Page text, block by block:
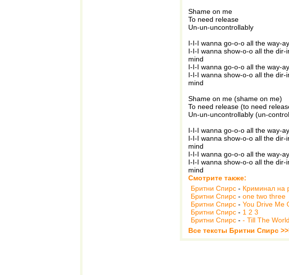
Shame on me
To need release
Un-un-uncontrollably
I-I-I wanna go-o-o all the way-
I-I-I wanna show-o-o all the
mind
I-I-I wanna go-o-o all the way-
I-I-I wanna show-o-o all the
mind
Shame on me (shame on me)
To need release (to need
Un-un-uncontrollably (un-
I-I-I wanna go-o-o all the way-
I-I-I wanna show-o-o all the
mind
I-I-I wanna go-o-o all the way-
I-I-I wanna show-o-o all the
mind
Смотрите также:
Бритни Спирс - Криминал на
Бритни Спирс - one two three
Бритни Спирс - You Drive Me
Бритни Спирс - 1 2 3
Бритни Спирс - - Till The
Все тексты Бритни Спирс